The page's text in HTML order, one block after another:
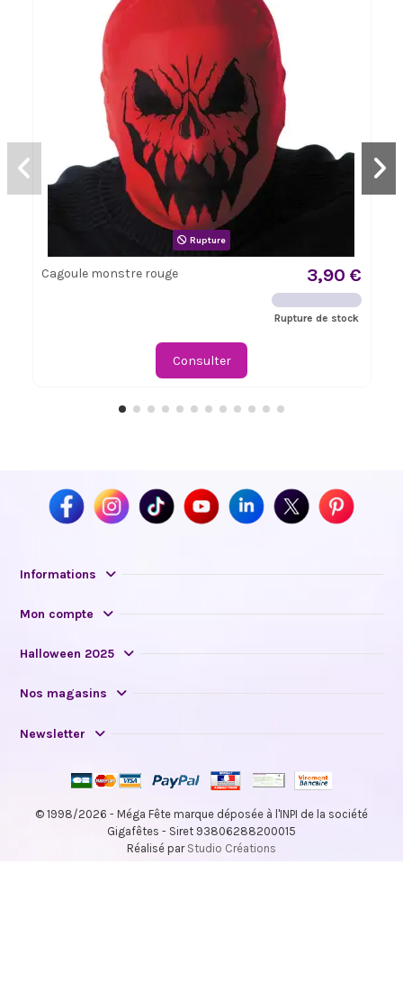
Rupture
Cagoule monstre rouge 3,90 €
Rupture de stock
Consulter
Informations
Mon compte
Halloween 2025
Nos magasins
Newsletter
© 1998/2026 - Méga Fête marque déposée à l'INPI de la société
Gigafêtes - Siret 93806288200015
Réalisé par Studio Créations